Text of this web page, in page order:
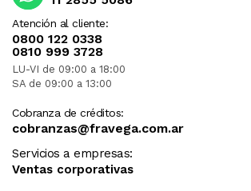
Atención al cliente:
0800 122 0338
0810 999 3728
LU-VI de 09:00 a 18:00
SA de 09:00 a 13:00
Cobranza de créditos:
cobranzas@fravega.com.ar
Servicios a empresas:
Ventas corporativas